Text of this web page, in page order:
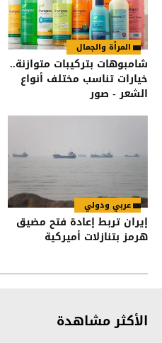
المرأة والجمال
شامبوهات بتركيبات متوازنة..
خيارات تناسب مختلف أنواع
الشعر - صور
عربي ودولي
إيران تربط إعادة فتح مضيق
هرمز بتنازلات أميركية
الأكثر مشاهدة